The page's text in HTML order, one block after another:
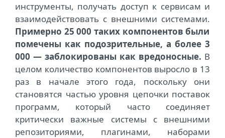
инструменты, получать доступ к сервисам и
взаимодействовать с внешними системами.
Примерно 25 000 таких компонентов были
помечены как подозрительные, а более 3
000 — заблокированы как вредоносные. В
целом количество компонентов выросло в 13
раз в начале этого года, поскольку они
становятся частью уровня цепочки поставок
программ, который часто соединяет
критически важные системы с внешними
репозиториями, плагинами, наборами